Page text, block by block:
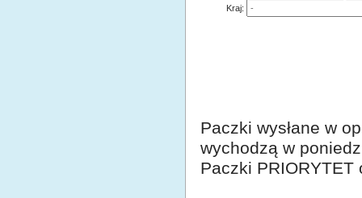
Kraj:
Paczki wysłane w
wychodzą w
Paczki